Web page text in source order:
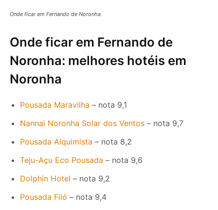
Onde ficar em Fernando de Noronha
Onde ficar em Fernando de
Noronha: melhores hotéis em
Noronha
Pousada Maravilha – nota 9,1
Nannai Noronha Solar dos Ventos – nota 9,7
Pousada Alquimista – nota 8,2
Teju-Açu Eco Pousada – nota 9,6
Dolphin Hotel – nota 9,2
Pousada Filó – nota 9,4